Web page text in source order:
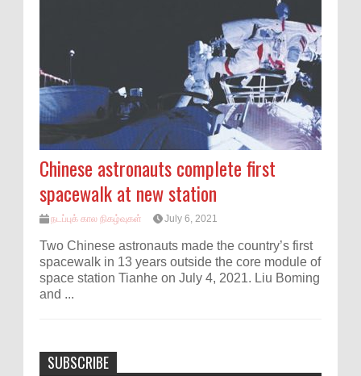
Chinese astronauts complete first
spacewalk at new station
நடப்புக் கால நிகழ்வுகள் July 6, 2021
Two Chinese astronauts made the country’s first
spacewalk in 13 years outside the core module of
space station Tianhe on July 4, 2021. Liu Boming
and ...
SUBSCRIBE